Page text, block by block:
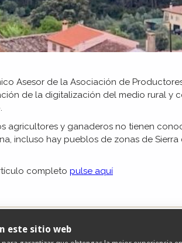
Asesor de la Asociación de
de la digitalización del medio rural y
agricultores y ganaderos no tienen
incluso hay pueblos de zonas de
completo pulse aquí
este sitio web